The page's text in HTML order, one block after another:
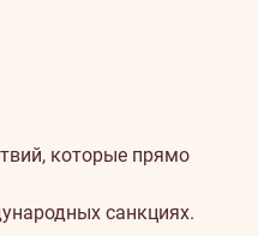
которые прямо
санкциях.